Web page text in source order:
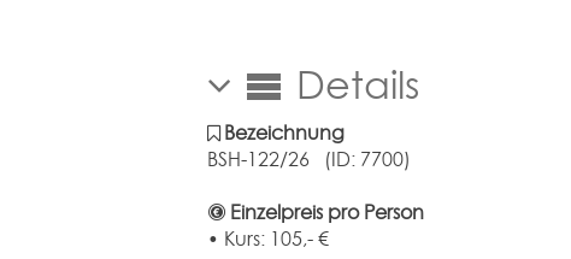
Details
Bezeichnung
BSH-122/26 (ID: 7700)
Einzelpreis pro Person
• Kurs: 105,-€